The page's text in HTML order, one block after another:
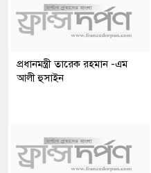
প্রধানমন্ত্রী তারেক রহমান -এম
আলী হুসাইন